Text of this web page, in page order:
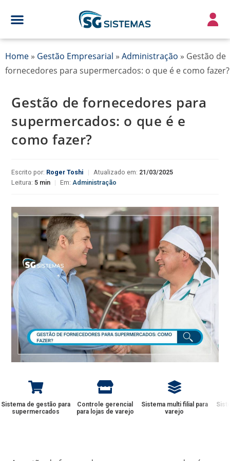
Home » Gestão Empresarial » Administração » Gestão de
fornecedores para supermercados: o que é e como fazer?
Gestão de fornecedores para
supermercados: o que é e
como fazer?
Escrito por: Roger Toshi | Atualizado em: 21/03/2025
Leitura:5 min | Em:Administração
Sistema de gestão para
supermercados
Controle gerencial
para lojas de varejo
Sistema multi filial para
varejo